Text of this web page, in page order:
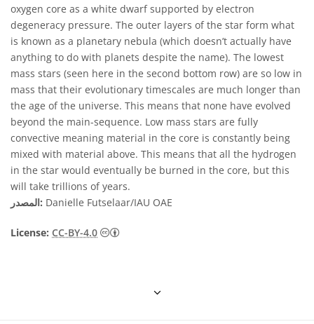
oxygen core as a white dwarf supported by electron
degeneracy pressure. The outer layers of the star form what
is known as a planetary nebula (which doesn’t actually have
anything to do with planets despite the name). The lowest
mass stars (seen here in the second bottom row) are so low in
mass that their evolutionary timescales are much longer than
the age of the universe. This means that none have evolved
beyond the main-sequence. Low mass stars are fully
convective meaning material in the core is constantly being
mixed with material above. This means that all the hydrogen
in the star would eventually be burned in the core, but this
will take trillions of years.
المصدر: Danielle Futselaar/IAU OAE
License: CC-BY-4.0